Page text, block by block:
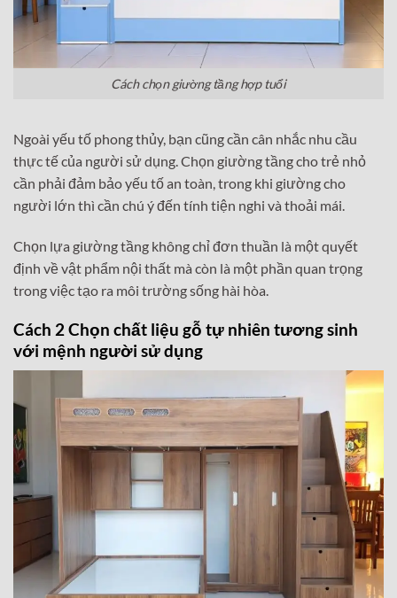
Cách chọn giường tầng hợp tuổi
Ngoài yếu tố phong thủy, bạn cũng cần cân nhắc nhu cầu
thực tế của người sử dụng. Chọn giường tầng cho trẻ nhỏ
cần phải đảm bảo yếu tố an toàn, trong khi giường cho
người lớn thì cần chú ý đến tính tiện nghi và thoải mái.
Chọn lựa giường tầng không chỉ đơn thuần là một quyết
định về vật phẩm nội thất mà còn là một phần quan trọng
trong việc tạo ra môi trường sống hài hòa.
Cách 2 Chọn chất liệu gỗ tự nhiên tương sinh
với mệnh người sử dụng